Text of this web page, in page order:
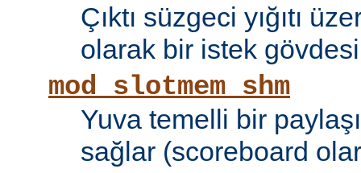
Çıktı süzgeci yığıtı
olarak bir istek
mod_slotmem_shm
Yuva temelli bir
sağlar (scoreboard